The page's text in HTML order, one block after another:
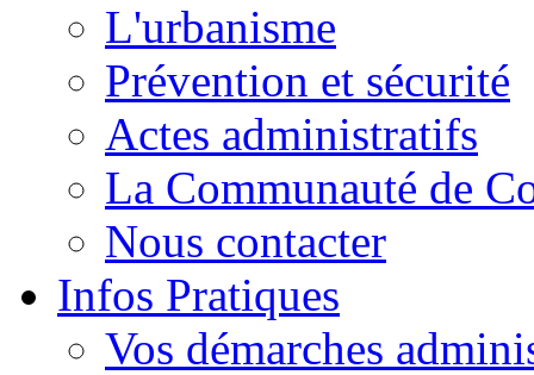
L'urbanisme
Prévention et sécurité
Actes administratifs
La Communauté de
Nous contacter
Infos Pratiques
Vos démarches